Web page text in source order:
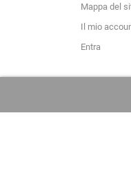
Mappa del
Il mio
Entra